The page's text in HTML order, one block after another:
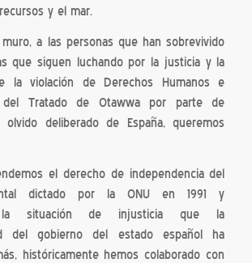
y el mar.
a las personas que han sobrevivido
que siguen luchando por la justicia y la
la violación de Derechos Humanos e
del Tratado de Otawwa por parte de
deliberado de España, queremos
el derecho de independencia del
dictado por la ONU en 1991 y
la situación de injusticia que la
del gobierno del estado español ha
históricamente hemos colaborado con